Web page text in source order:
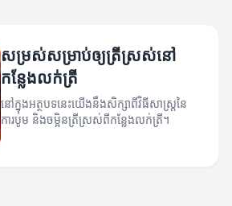
សម្រស់សម្រាប់ឲ្យត្រីស្រស់នៅ
កន្លែងលក់ត្រី
នៅក្នុងអត្ថបទនេះយើងនឹងសិក្សាពីវិធីសាស្រ្តនៃ
ការបូម និងចម្អិនត្រីស្រស់ពីកន្លែងលក់ត្រី។